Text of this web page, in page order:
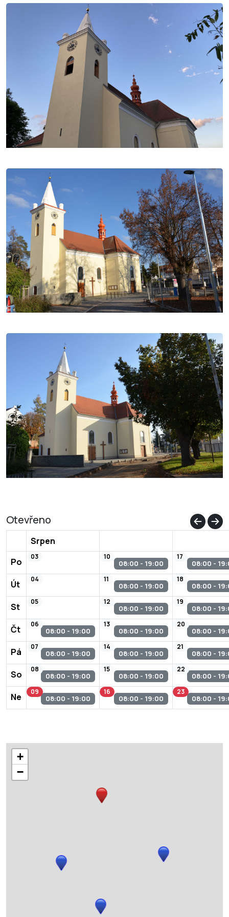
V roce 1900 byl kostel důkladně obnoven a znovu
vysvěcen 14. 10. 1900 brněnským biskupem
Františkem Saleským Bauerem. Hlavní oltář z roku
1900 je kamenný a obložený mramorem. Původní
oltářní socha sv. Vavřince byla roku 1843 zaměněna
za obraz téhož světce od Ignáce Raaba. Kopie
tohoto obrazu z roku 1900 byla však zničena v
květnu 1945. Renovaci hlavního oltáře s bočními
sochami sv. Petra a sv. Pavla provedl v letech 1946–
1947 Jaroslav Vaněk (nová socha sv. Vavřince s
andílky a sousoším Boha Otce a Ducha svatého). Na
bočním oltáři sv. Kříže je velký kříž s korpusem ze
obrazy čtyř evangelistů, naproti je socha Božského
Srdce Páně. V pravém bočním výklenku je pozdně
barokní křtitelnice, opravená v roce 1900.
Počátkem 70. let byla v kostele položena nová
dlažba a v roce 1972 instalován obětní stůl pro
bohoslužbu čelem k lidu. V roce 1985 byla
Dřevopodnikem města Brna (provozovna
varhanářství) dokončena instalace nových varhan se
dvěma manuály a sedmi rejstříky. Na přelomu let
2003 dokončena komplexní oprava interiéru kostela,
při které byla zpevněna klenba kostela, dokončeny
sanační omítky, položena nová dlažba a provedena
celková úprava kněžiště.
Otevřeno
Srpen
Po
03 10
08:00 - 19:00
17
08:00 -
Út 04 11
08:00 - 19:00
18
08:00 -
St 05 12
08:00 - 19:00
19
08:00 -
Čt 06
08:00 - 19:00
13
08:00 - 19:00
20
08:00 -
Pá 07
08:00 - 19:00
14
08:00 - 19:00
21
08:00 -
So 08
08:00 - 19:00
15
08:00 - 19:00
22
08:00 -
Ne 09
08:00 - 19:00
16
08:00 - 19:00
23
08:00 -
+
−